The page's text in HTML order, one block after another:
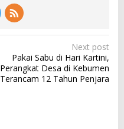
Next post
Pakai Sabu di Hari Kartini,
Perangkat Desa di Kebumen
Terancam 12 Tahun Penjara